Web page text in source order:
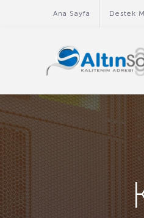
Ana Sayfa Destek